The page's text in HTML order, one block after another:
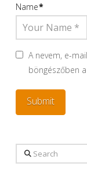
Name*
A nevem, e-
böngészőben
Search